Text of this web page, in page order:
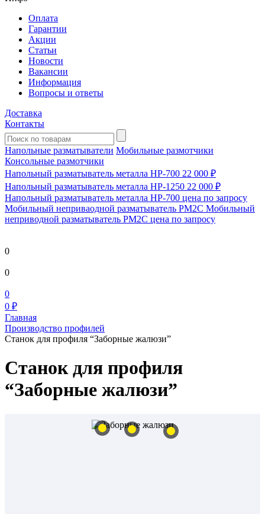
Оплата
Гарантии
Акции
Статьи
Новости
Вакансии
Информация
Вопросы и ответы
Доставка
Контакты
Напольные разматыватели Мобильные размотчики
Консольные размотчики
Напольный разматыватель металла HP-700 22 000 ₽
Напольный разматыватель металла HP-1250 22 000 ₽
Напольный разматыватель металла HP-700 цена по запросу
Мобильный непривaодной разматыватель РМ2С Мобильный
неприводной разматыватель РМ2С цена по запросу
0
0
0
0 ₽
Главная
Производство профилей
Станок для профиля “Заборные жалюзи”
Станок для профиля
“Заборные жалюзи”